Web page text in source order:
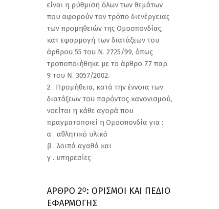
είναι η ρύθμιση όλων των θεμάτων
που αφορούν τον τρόπο διενέργειας
των προμηθειών της Ομοσπονδίας,
κατ εφαρμογή των διατάξεων του
άρθρου 55 του Ν. 2725/99, όπως
τροποποιήθηκε με το άρθρο 77 παρ.
9 του Ν. 3057/2002.
2 . Προμήθεια, κατά την έννοια των
διατάξεων του παρόντος κανονισμού,
νοείται η κάθε αγορά που
πραγματοποιεί η Ομοσπονδία για :
α . αθλητικό υλικό
β . λοιπά αγαθά και
γ . υπηρεσίες
ΑΡΘΡΟ 2Ο: ΟΡΙΣΜΟΙ ΚΑΙ ΠΕΔΙΟ
ΕΦΑΡΜΟΓΗΣ